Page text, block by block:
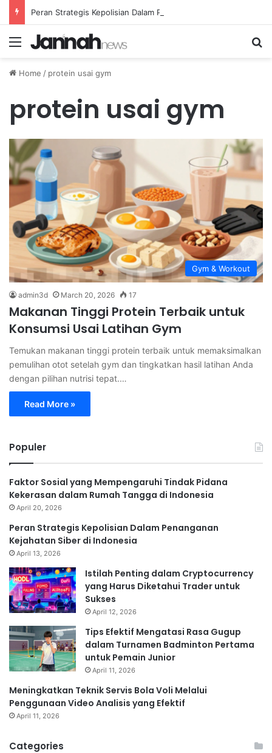
Menu
Home / protein usai gym
protein usai gym
Gym & Workout
admin3d March 20, 2026 17
Makanan Tinggi Protein Terbaik untuk
Konsumsi Usai Latihan Gym
Temukan makanan tinggi protein terbaik untuk memaksimalkan
pemulihan otot setelah gym dan tingkatkan hasil latihan Anda
dengan pilihan nutrisi tepat.…
Read More »
Populer
Faktor Sosial yang Mempengaruhi Tindak Pidana
Kekerasan dalam Rumah Tangga di Indonesia
April 20, 2026
Peran Strategis Kepolisian Dalam Penanganan
Kejahatan Siber di Indonesia
April 13, 2026
Istilah Penting dalam Cryptocurrency
yang Harus Diketahui Trader untuk
Sukses
April 12, 2026
Tips Efektif Mengatasi Rasa Gugup
dalam Turnamen Badminton Pertama
untuk Pemain Junior
April 11, 2026
Meningkatkan Teknik Servis Bola Voli Melalui
Penggunaan Video Analisis yang Efektif
April 11, 2026
Categories